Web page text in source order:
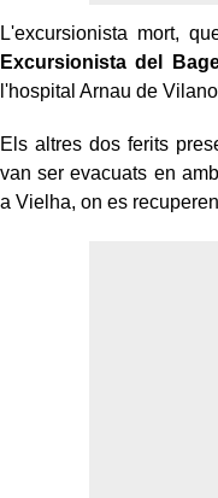
L'excursionista mort,
Excursionista del
l'hospital Arnau de
Els altres dos ferits
van ser evacuats en
a Vielha, on es